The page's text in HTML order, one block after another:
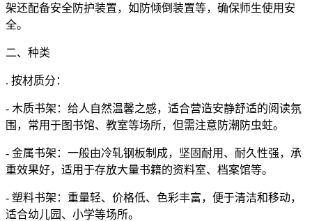
架还配备安全防护装置，如防倾倒装置等，确保师生使用安
全。
二、种类
. 按材质分：
- 木质书架：给人自然温馨之感，适合营造安静舒适的阅读氛
围，常用于图书馆、教室等场所，但需注意防潮防虫蛀。
- 金属书架：一般由冷轧钢板制成，坚固耐用、耐久性强，承
重效果好，适用于存放大量书籍的资料室、档案馆等。
- 塑料书架：重量轻、价格低、色彩丰富，便于清洁和移动，
适合幼儿园、小学等场所。